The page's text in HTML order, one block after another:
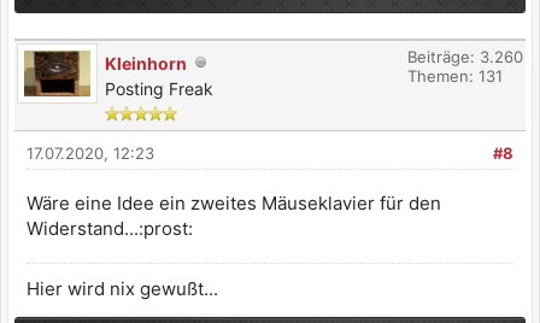
Kleinhorn
Posting Freak
Beiträge: 3.260
Themen: 131
#8
17.07.2020, 12:23
Wäre eine Idee ein zweites Mäuseklavier für den
Widerstand...:prost:
Hier wird nix gewußt...